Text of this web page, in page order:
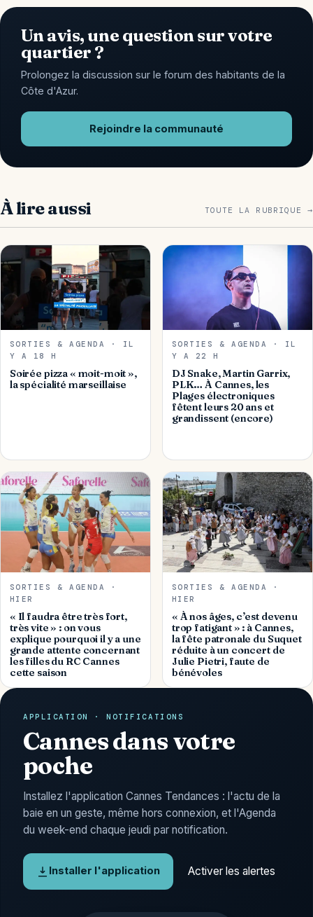
Un avis, une question sur votre
quartier ?
Prolongez la discussion sur le forum des habitants de la
Côte d'Azur.
Rejoindre la communauté
À lire aussi TOUTE LA RUBRIQUE →
SORTIES & AGENDA · IL
Y A 18 H
Soirée pizza « moit-moit »,
la spécialité marseillaise
SORTIES & AGENDA · IL
Y A 22 H
DJ Snake, Martin Garrix,
PLK… À Cannes, les
Plages électroniques
fêtent leurs 20 ans et
grandissent (encore)
SORTIES & AGENDA ·
HIER
« Il faudra être très fort,
très vite » : on vous
explique pourquoi il y a une
grande attente concernant
les filles du RC Cannes
cette saison
SORTIES & AGENDA ·
HIER
« À nos âges, c’est devenu
trop fatigant » : à Cannes,
la fête patronale du Suquet
réduite à un concert de
Julie Pietri, faute de
bénévoles
APPLICATION · NOTIFICATIONS
Cannes dans votre
poche
Installez l'application Cannes Tendances : l'actu de la
baie en un geste, même hors connexion, et l'Agenda
du week-end chaque jeudi par notification.
Installer l'application Activer les alertes